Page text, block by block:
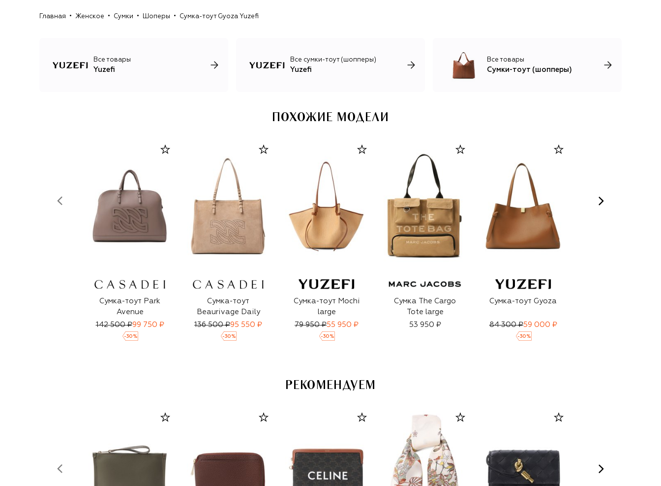
телячьей кожи с фактурными складками и
фоном для акцентных сумок: в основном это
продуманные и женственные топы и поло из трикотажа,
Главная Женское Сумки Шоперы Сумка-тоут Gyoza Yuzefi
Все товары
Yuzefi
Все сумки-тоут (шопперы)
Yuzefi
Все товары
Сумки-тоут (шопперы)
ПОХОЖИЕ МОДЕЛИ
Сумка-тоут Park
Avenue
142 500 ₽99 750 ₽
-30 %
Сумка-тоут
Beaurivage Daily
136 500 ₽95 550 ₽
-30 %
Сумка-тоут Mochi
large
79 950 ₽55 950 ₽
-30 %
Сумка The Cargo
Tote large
53 950 ₽
Сумка-тоут Gyoza
84 300 ₽59 000 ₽
-30 %
РЕКОМЕНДУЕМ